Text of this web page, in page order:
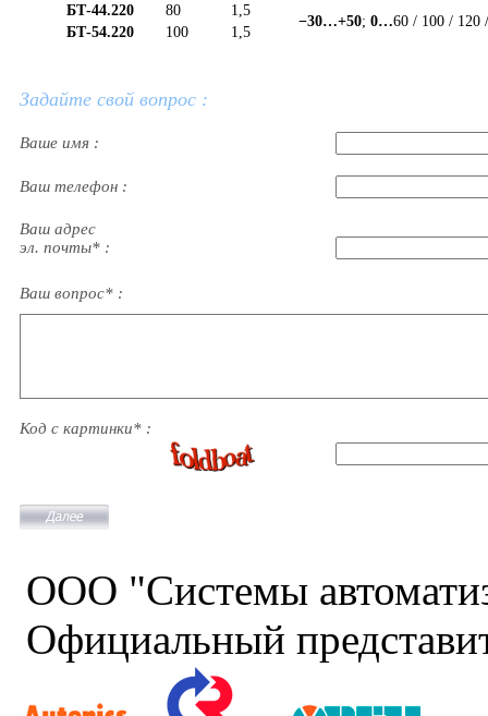
БТ-44.220
80 1,5
−30…+50; 0…60 / 100 / 120
БТ-54.220 100 1,5
Задайте свой вопрос :
Ваше имя :
Ваш телефон :
Ваш адрес
эл. почты* :
Ваш вопрос* :
Код с картинки* :
ООО "Системы
Официальный